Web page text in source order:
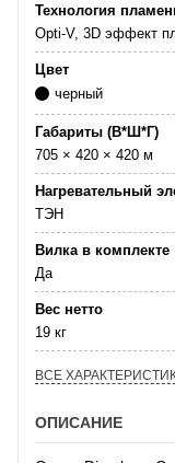
Технология
Opti-V, 3D эффект
Цвет
черный
Габариты (В*Ш*Г)
705 × 420 × 420 м
Нагревательный
ТЭН
Вилка в комплекте
Да
Вес нетто
19 кг
ВСЕ
ОПИСАНИЕ